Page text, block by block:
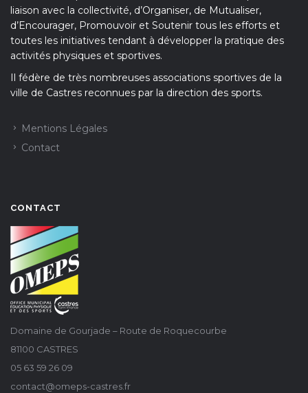
liaison avec la collectivité, d’Organiser, de Mutualiser,
d’Encourager, Promouvoir et Soutenir tous les efforts et
toutes les initiatives tendant à développer la pratique des
activités physiques et sportives.
Il fédère de très nombreuses associations sportives de la
ville de Castres reconnues par la direction des sports.
Mentions Légales
Contact
CONTACT
Domaine de Gourjade – Route de Roquecourbe
81100 CASTRES
05 63 59 26 09
contact@omeps-castres.fr